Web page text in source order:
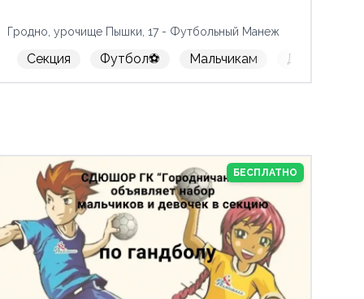
Гродно, урочище Пышки, 17 - Футбольный Манеж
Секция Футбол⚽ Мальчикам Девочкам
БЕСПЛАТНО